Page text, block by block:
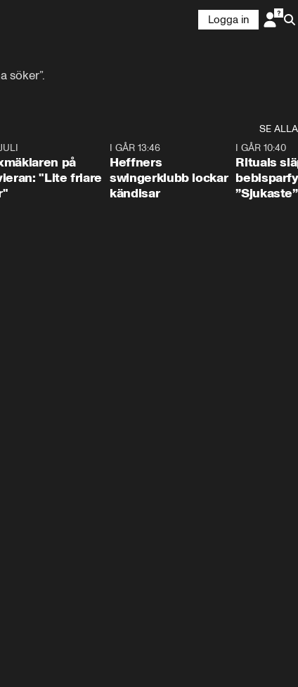
Logga in
söker”.
SE ALLA
på
"Lite friare
I GÅR 13:46
Heffners
swingerklubb lockar
kändisar
I GÅR 10:40
Rituals
”Sjukaste”